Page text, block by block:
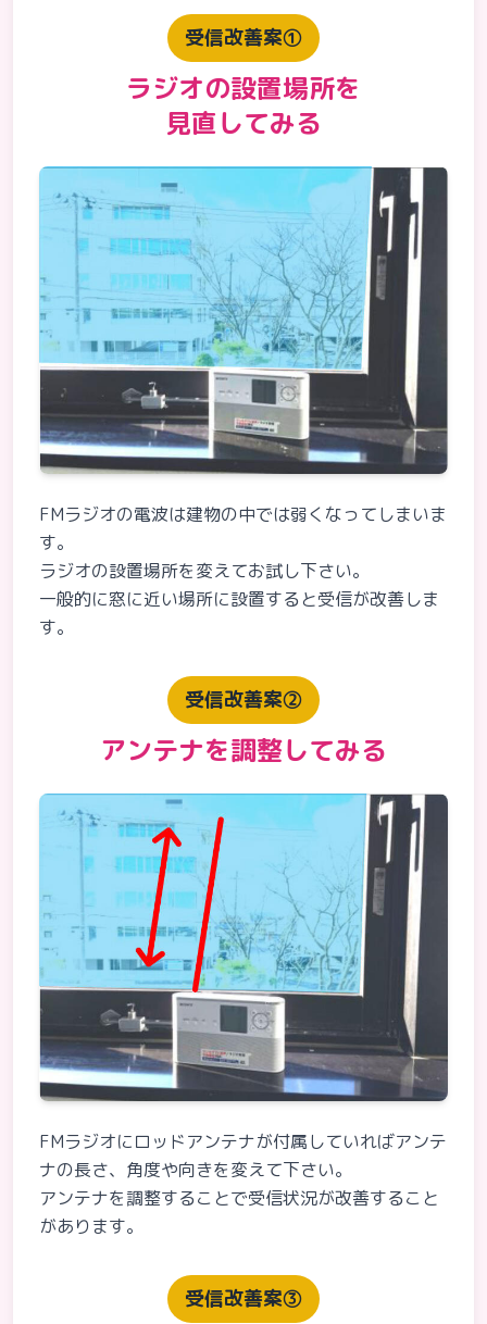
受信改善案①
ラジオの設置場所を
見直してみる
FMラジオの電波は建物の中では弱くなってしまいま
す。
ラジオの設置場所を変えてお試し下さい。
一般的に窓に近い場所に設置すると受信が改善しま
す。
受信改善案②
アンテナを調整してみる
FMラジオにロッドアンテナが付属していればアンテ
ナの長さ、角度や向きを変えて下さい。
アンテナを調整することで受信状況が改善すること
があります。
受信改善案③